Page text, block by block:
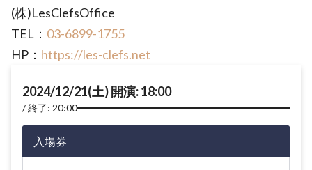
(株)LesClefsOffice
TEL： 03-6899-1755
HP： https://les-clefs.net
2024/12/21(土) 開演: 18:00
終了: 20:00
入場券